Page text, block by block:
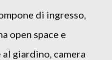
di ingresso,
open space e
giardino, camera